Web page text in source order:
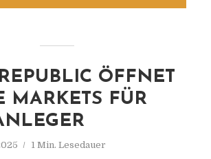
ÖFFNET
MARKETS FÜR
1 Min. Lesedauer